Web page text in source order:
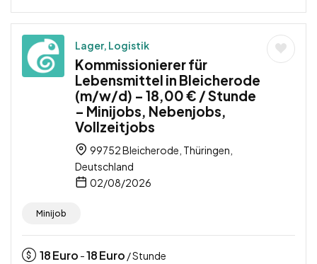
Lager, Logistik
Kommissionierer für
Lebensmittel in Bleicherode
(m/w/d) – 18,00 € / Stunde
– Minijobs, Nebenjobs,
Vollzeitjobs
99752 Bleicherode, Thüringen,
Deutschland
02/08/2026
Minijob
18Euro -18Euro / Stunde